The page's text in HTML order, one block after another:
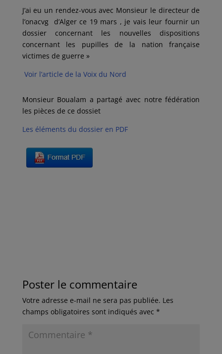
J’ai eu un rendez-vous avec Monsieur le directeur de
l’onacvg d’Alger ce 19 mars , je vais leur fournir un
dossier concernant les nouvelles dispositions
concernant les pupilles de la nation française
victimes de guerre »
Voir l’article de la Voix du Nord
Monsieur Boualam a partagé avec notre fédération
les pièces de ce dossiet
Les éléments du dossier en PDF
Poster le commentaire
Votre adresse e-mail ne sera pas publiée. Les
champs obligatoires sont indiqués avec *